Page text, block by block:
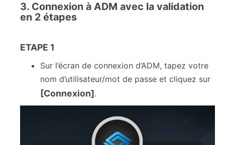
3. Connexion à ADM avec la validation
en 2 étapes
ETAPE 1
Sur l’écran de connexion d’ADM, tapez votre
nom d’utilisateur/mot de passe et cliquez sur
[Connexion].